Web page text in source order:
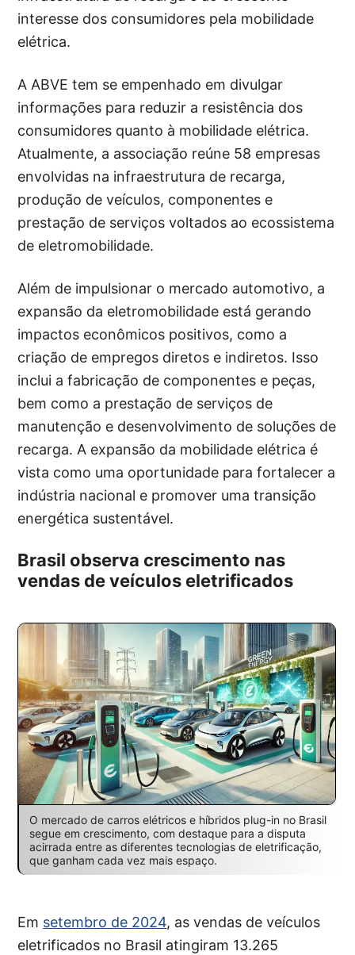
interesse dos consumidores pela mobilidade
elétrica.
A ABVE tem se empenhado em divulgar
informações para reduzir a resistência dos
consumidores quanto à mobilidade elétrica.
Atualmente, a associação reúne 58 empresas
envolvidas na infraestrutura de recarga,
produção de veículos, componentes e
prestação de serviços voltados ao ecossistema
de eletromobilidade.
Além de impulsionar o mercado automotivo, a
expansão da eletromobilidade está gerando
impactos econômicos positivos, como a
criação de empregos diretos e indiretos. Isso
inclui a fabricação de componentes e peças,
bem como a prestação de serviços de
manutenção e desenvolvimento de soluções de
recarga. A expansão da mobilidade elétrica é
vista como uma oportunidade para fortalecer a
indústria nacional e promover uma transição
energética sustentável.
Brasil observa crescimento nas
vendas de veículos eletrificados
O mercado de carros elétricos e híbridos plug-in no Brasil
segue em crescimento, com destaque para a disputa
acirrada entre as diferentes tecnologias de eletrificação,
que ganham cada vez mais espaço.
Em setembro de 2024, as vendas de veículos
eletrificados no Brasil atingiram 13.265